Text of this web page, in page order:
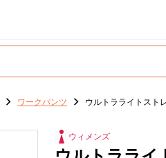
ワークパンツ ウルトラライトスト
ウィメンズ